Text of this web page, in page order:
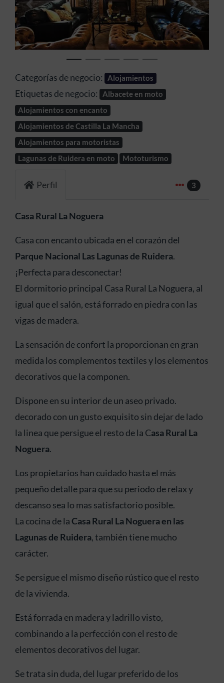
Anterior
Categorías de negocio: Alojamientos
Etiquetas de negocio:
Albacete en moto
Alojamientos con encanto
Alojamientos de Castilla La Mancha
Alojamientos para motoristas
Lagunas de Ruidera en moto
Mototurismo
Perfil 3
Casa Rural La Noguera
Casa con encanto ubicada en el corazón del
Parque Nacional Las Lagunas de Ruidera.
¡Perfecta para desconectar!
El dormitorio principal Casa Rural La Noguera, al
igual que el salón, está forrado en piedra con las
vigas de madera.
La sensación de confort la proporcionan en gran
medida los complementos textiles y los elementos
decorativos que la componen.
Dispone en su interior de un aseo privado.
decorado con un gusto exquisito sin dejar de lado
la linea que persigue el resto de la Casa Rural La
Noguera.
Los propietarios han cuidado hasta el más
pequeño detalle para que su periodo de relax y
descanso sea lo mas satisfactorio posible.
La cocina de laCasa Rural La Noguera en las
Lagunas de Ruidera, también tiene mucho
carácter.
Se persigue el mismo diseño rústico que el resto
de la vivienda.
Está forrada en madera y ladrillo visto,
combinando a la perfección con el resto de
elementos decorativos del lugar.
Se trata sin duda, del lugar preferido de los